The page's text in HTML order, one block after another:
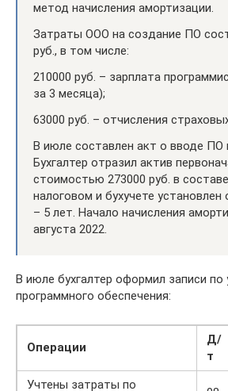
метод начисления амортизации.
Затраты ООО на создание ПО
руб., в том числе:
210000 руб. – зарплата
за 3 месяца);
63000 руб. – отчисления
В июле составлен акт о вводе ПО
Бухгалтер отразил актив
стоимостью 273000 руб. в
налоговом и бухучете
– 5 лет. Начало начисления
августа 2022.
В июле бухгалтер оформил записи по
программного обеспечения:
Операции
Д/
т
Учтены затраты по